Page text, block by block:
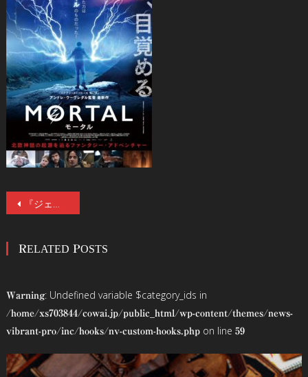
投
ナ
ゲ
ー
シ
『ジェーン・ドゥの解剖』『スケアリー・ストーリーズ』のアンドレ・ウーヴレダルの最新作『MOTAL モータル』が11/27(金)より公開！神の力を宿した青年がたどる末路とは!?
RELATED POSTS
Warning: Undefined variable $category_ids in
/home/xs703844/cowai.jp/public_html/wp-content/themes/news-
vibrant-pro/inc/hooks/nv-custom-hooks.phpon line 59